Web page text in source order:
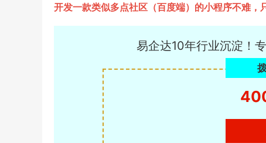
开发一款类似多点社区（百度端）的小程序不难，
易企达10年行业沉淀！